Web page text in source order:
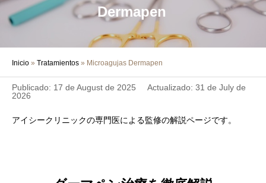
Dermapen
Inicio » Tratamientos » Microagujas Dermapen
Publicado: 17 de August de 2025
Actualizado: 31 de July de
2026
アイシークリニックの専門医による監修の解説ページです。
Precios
Cómo Llegar
Reserva Online
Empleo